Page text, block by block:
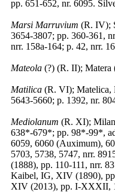
pp. 651-652, nr. 6095.
Marsi Marruvium (R. IV);
3654-3807; pp. 360-361,
nrr. 158a-164; p. 42, nrr.
Mateola (?) (R. II); Matera
Matilica (R. VI); Matelica,
5643-5660; p. 1392, nr.
Mediolanum (R. XI);
638*-679*; pp. 98*-99*,
6059, 6060 (Auximum),
5703, 5738, 5747, nrr.
(1888), pp. 110-111, nrr.
Kaibel, IG, XIV (1890),
XIV (2013), pp. I-XXXII,